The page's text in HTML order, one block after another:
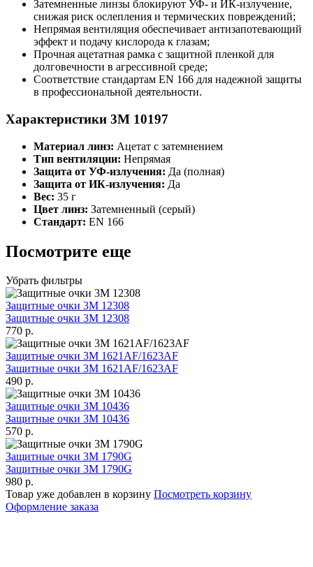
Затемненные линзы блокируют УФ- и ИК-излучение,
снижая риск ослепления и термических повреждений;
Непрямая вентиляция обеспечивает антизапотевающий
эффект и подачу кислорода к глазам;
Прочная ацетатная рамка с защитной пленкой для
долговечности в агрессивной среде;
Соответствие стандартам EN 166 для надежной защиты
в профессиональной деятельности.
Характеристики 3M 10197
Материал линз: Ацетат с затемнением
Тип вентиляции: Непрямая
Защита от УФ-излучения: Да (полная)
Защита от ИК-излучения: Да
Вес: 35 г
Цвет линз: Затемненный (серый)
Стандарт: EN 166
Посмотрите еще
Убрать фильтры
Защитные очки 3M 12308
Защитные очки 3M 12308
770 р.
Защитные очки 3M 1621AF/1623AF
Защитные очки 3M 1621AF/1623AF
490 р.
Защитные очки 3M 10436
Защитные очки 3M 10436
570 р.
Защитные очки 3M 1790G
Защитные очки 3M 1790G
980 р.
Товар уже добавлен в корзину Посмотреть корзину
Оформление заказа